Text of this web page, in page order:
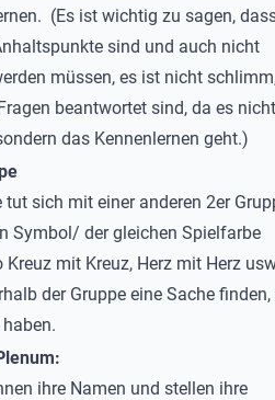
(Es ist wichtig zu sagen,
sind und auch nicht
müssen, es ist nicht
beantwortet sind, da es nicht
das Kennenlernen geht.)
tut sich mit einer anderen 2er
Symbol/ der gleichen Spielfarbe
mit Kreuz, Herz mit Herz
der Gruppe eine Sache finden,
ihre Namen und stellen ihre